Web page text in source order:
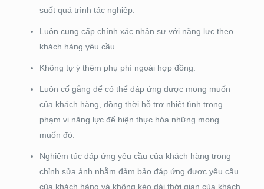
suốt quá trình tác nghiệp.
Luôn cung cấp chính xác nhân sự với năng lực theo
khách hàng yêu cầu
Không tự ý thêm phụ phí ngoài hợp đồng.
Luôn cố gắng để có thể đáp ứng được mong muốn
của khách hàng, đồng thời hỗ trợ nhiệt tình trong
phạm vi năng lực để hiện thực hóa những mong
muốn đó.
Nghiêm túc đáp ứng yêu cầu của khách hàng trong
chỉnh sửa ảnh nhằm đảm bảo đáp ứng được yêu cầu
của khách hàng và không kéo dài thời gian của khách